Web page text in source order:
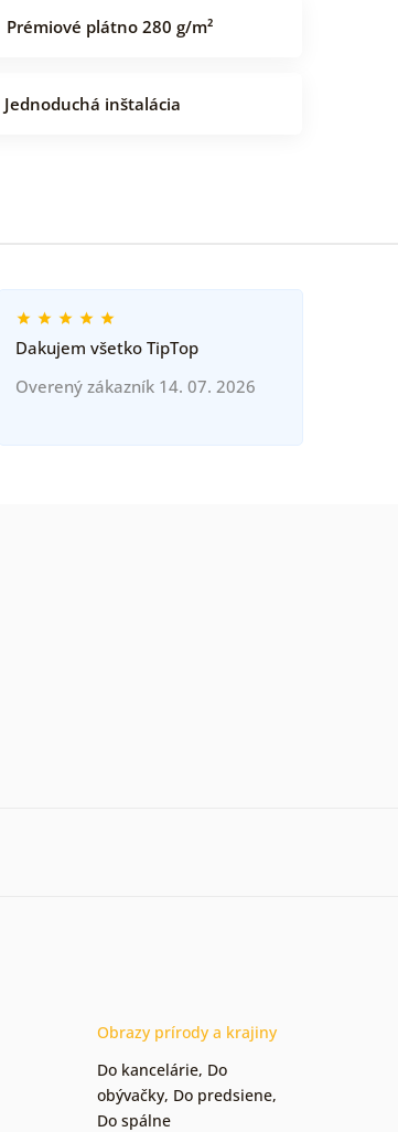
Prémiové plátno 280 g/m²
Jednoduchá inštalácia
Dakujem všetko TipTop
Overený zákazník 14. 07. 2026
Obrazy prírody a krajiny
Do kancelárie, Do
obývačky, Do predsiene,
Do spálne